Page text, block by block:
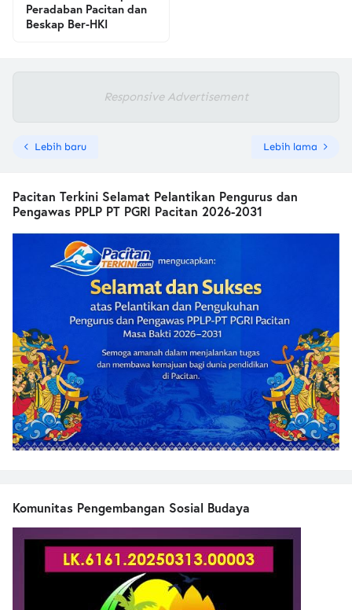
Peradaban Pacitan dan
Beskap Ber-HKI
Responsive Advertisement
Lebih baru Lebih lama
Pacitan Terkini Selamat Pelantikan Pengurus dan
Pengawas PPLP PT PGRI Pacitan 2026-2031
Komunitas Pengembangan Sosial Budaya